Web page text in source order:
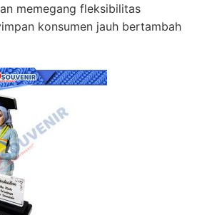
memegang fleksibilitas
konsumen jauh bertambah